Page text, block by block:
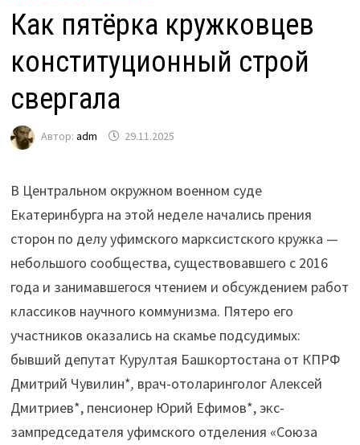
Как пятёрка кружковцев
конституционный строй
свергала
Автор: adm 29.11.2025
В Центральном окружном военном суде
Екатеринбурга на этой неделе начались прения
сторон по делу уфимского марксистского кружка —
небольшого сообщества, существовавшего с 2016
года и занимавшегося чтением и обсуждением работ
классиков научного коммунизма. Пятеро его
участников оказались на скамье подсудимых:
бывший депутат Курултая Башкортостана от КПРФ
Дмитрий Чувилин*, врач-отоларинголог Алексей
Дмитриев*, пенсионер Юрий Ефимов*, экс-
зампредседателя уфимского отделения «Союза